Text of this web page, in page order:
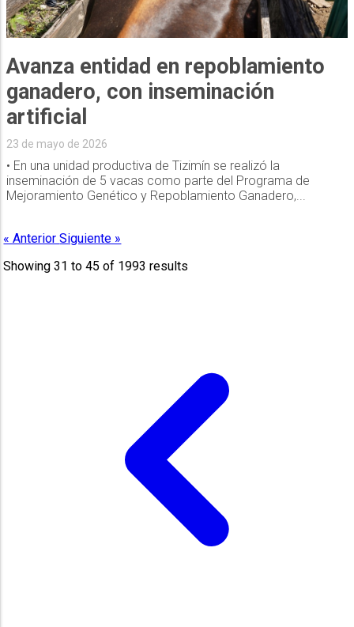
Avanza entidad en repoblamiento
ganadero, con inseminación
artificial
23 de mayo de 2026
• En una unidad productiva de Tizimín se realizó la
inseminación de 5 vacas como parte del Programa de
Mejoramiento Genético y Repoblamiento Ganadero,...
« AnteriorSiguiente »
Showing31 to45 of 1993 results